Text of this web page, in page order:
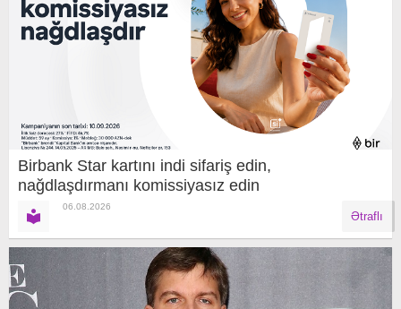
Birbank Star kartını indi sifariş edin,
nağdlaşdırmanı komissiyasız edin
06.08.2026
Ətraflı